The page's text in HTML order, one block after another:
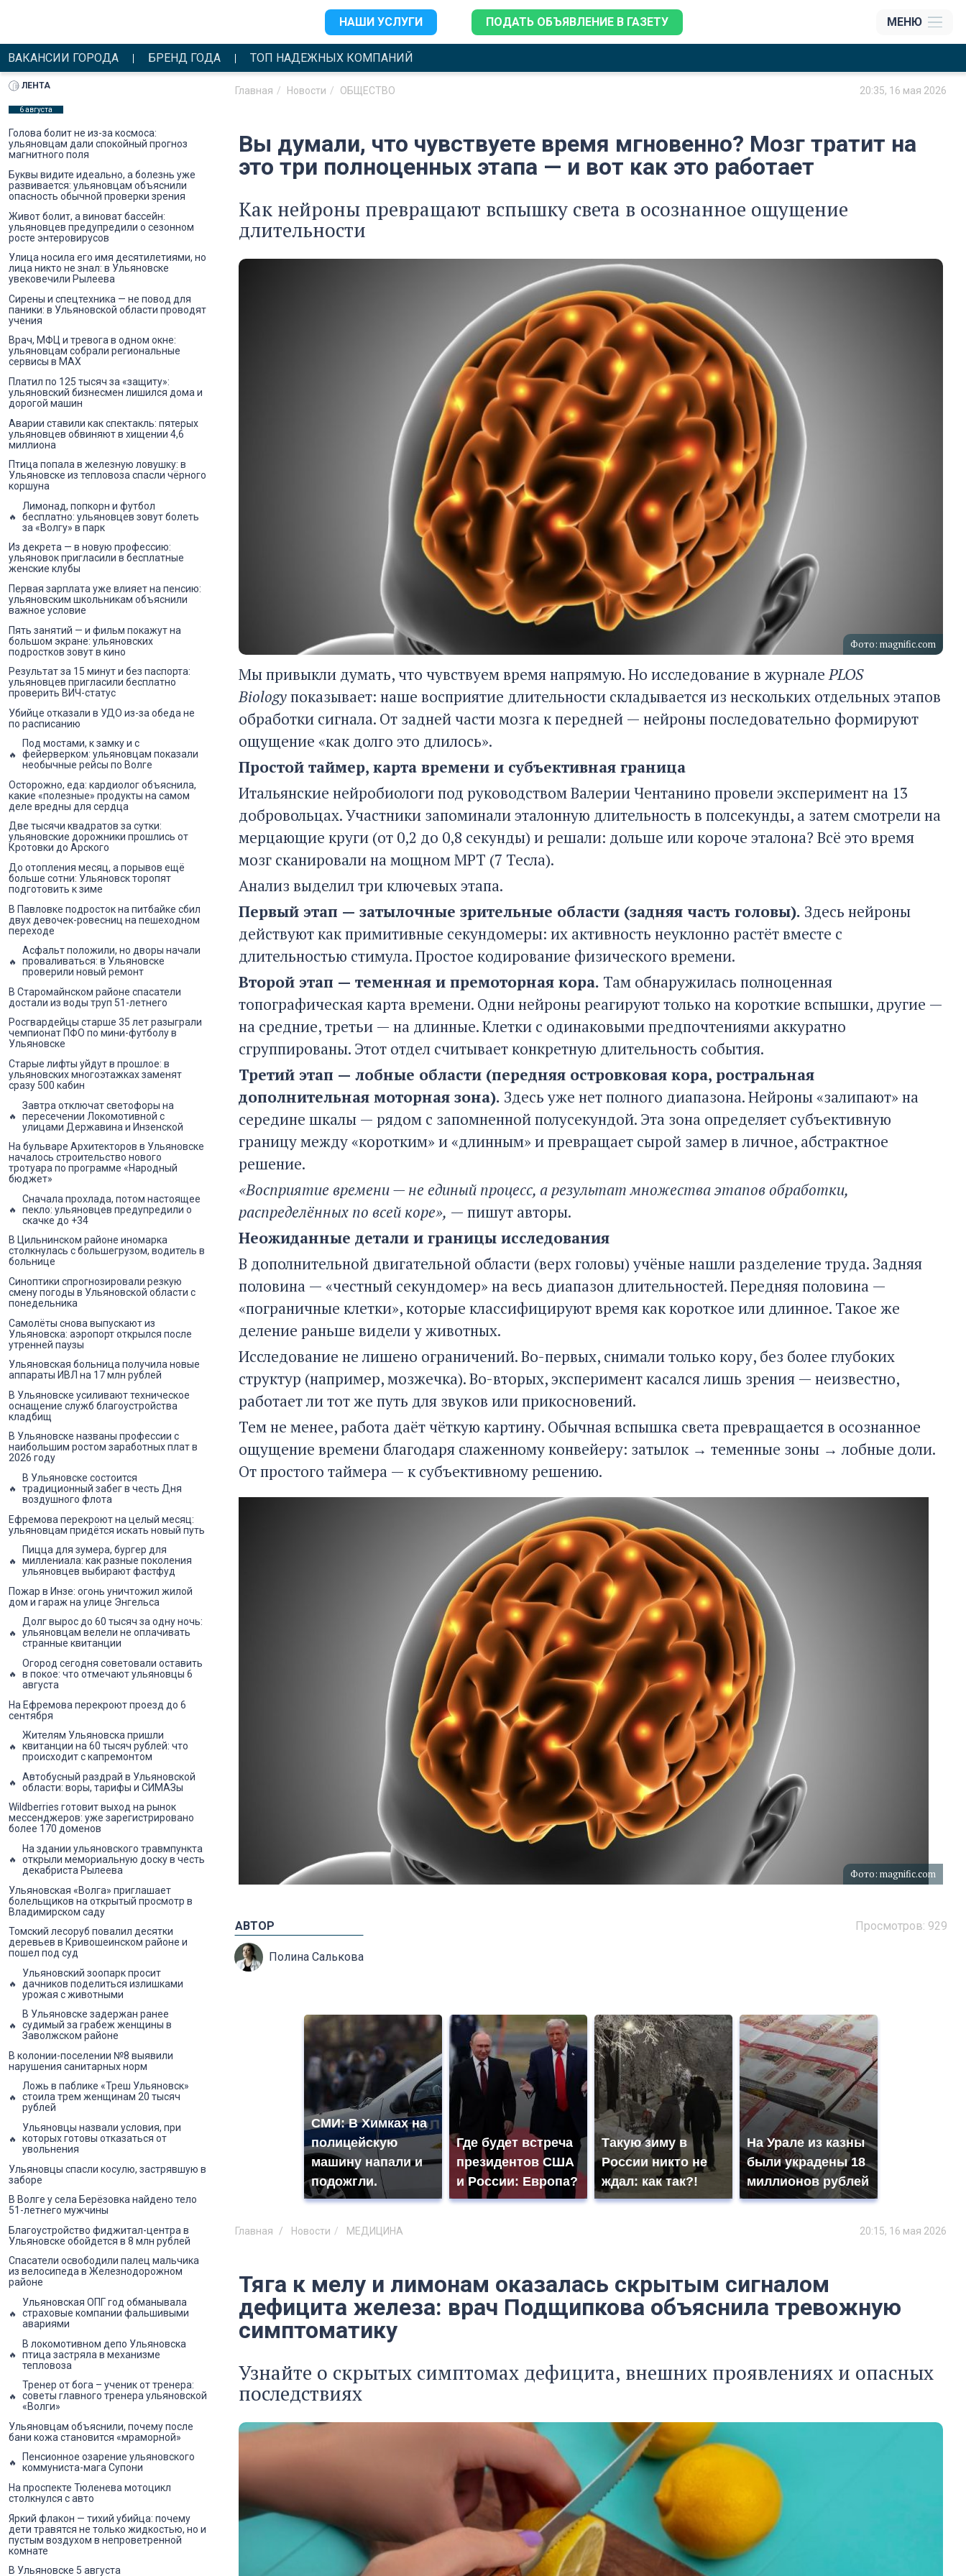
НАШИ УСЛУГИ ПОДАТЬ ОБЪЯВЛЕНИЕ В ГАЗЕТУ МЕНЮ
ВАКАНСИИ ГОРОДА БРЕНД ГОДА ТОП НАДЕЖНЫХ КОМПАНИЙ
Главная Новости ОБЩЕСТВО 20:35, 16 мая 2026
Вы думали, что чувствуете время мгновенно? Мозг тратит на
это три полноценных этапа — и вот как это работает
Как нейроны превращают вспышку света в осознанное ощущение
длительности
Фото: magnific.com
Мы привыкли думать, что чувствуем время напрямую. Но исследование в журналеPLOS
Biologyпоказывает: наше восприятие длительности складывается из нескольких отдельных этапов
обработки сигнала. От задней части мозга к передней — нейроны последовательно формируют
ощущение «как долго это длилось».
Простой таймер, карта времени и субъективная граница
Итальянские нейробиологи под руководством Валерии Чентанино провели эксперимент на 13
добровольцах. Участники запоминали эталонную длительность в полсекунды, а затем смотрели на
мерцающие круги (от 0,2 до 0,8 секунды) и решали: дольше или короче эталона? Всё это время
мозг сканировали на мощном МРТ (7 Тесла).
Анализ выделил три ключевых этапа.
Первый этап — затылочные зрительные области (задняя часть головы). Здесь нейроны
действуют как примитивные секундомеры: их активность неуклонно растёт вместе с
длительностью стимула. Простое кодирование физического времени.
Второй этап — теменная и премоторная кора. Там обнаружилась полноценная
топографическая карта времени. Одни нейроны реагируют только на короткие вспышки, другие —
на средние, третьи — на длинные. Клетки с одинаковыми предпочтениями аккуратно
сгруппированы. Этот отдел считывает конкретную длительность события.
Третий этап — лобные области (передняя островковая кора, ростральная
дополнительная моторная зона). Здесь уже нет полного диапазона. Нейроны «залипают» на
середине шкалы — рядом с запомненной полусекундой. Эта зона определяет субъективную
границу между «коротким» и «длинным» и превращает сырой замер в личное, абстрактное
решение.
«Восприятие времени — не единый процесс, а результат множества этапов обработки,
распределённых по всей коре», — пишут авторы.
Неожиданные детали и границы исследования
В дополнительной двигательной области (верх головы) учёные нашли разделение труда. Задняя
половина — «честный секундомер» на весь диапазон длительностей. Передняя половина —
«пограничные клетки», которые классифицируют время как короткое или длинное. Такое же
деление раньше видели у животных.
Исследование не лишено ограничений. Во-первых, снимали только кору, без более глубоких
структур (например, мозжечка). Во-вторых, эксперимент касался лишь зрения — неизвестно,
работает ли тот же путь для звуков или прикосновений.
Тем не менее, работа даёт чёткую картину. Обычная вспышка света превращается в осознанное
ощущение времени благодаря слаженному конвейеру: затылок → теменные зоны → лобные доли.
От простого таймера — к субъективному решению.
Фото: magnific.com
Просмотров: 929
АВТОР
Полина Салькова
СМИ: В Химках на
полицейскую
машину напали и
подожгли.
Где будет встреча
президентов США
и России: Европа?
Такую зиму в
России никто не
ждал: как так?!
На Урале из казны
были украдены 18
миллионов рублей
Главная Новости МЕДИЦИНА 20:15, 16 мая 2026
Тяга к мелу и лимонам оказалась скрытым сигналом
дефицита железа: врач Подщипкова объяснила тревожную
симптоматику
Узнайте о скрытых симптомах дефицита, внешних проявлениях и опасных
последствиях
ЛЕНТА
6 августа
Голова болит не из-за космоса:
ульяновцам дали спокойный прогноз
магнитного поля
Буквы видите идеально, а болезнь уже
развивается: ульяновцам объяснили
опасность обычной проверки зрения
Живот болит, а виноват бассейн:
ульяновцев предупредили о сезонном
росте энтеровирусов
Улица носила его имя десятилетиями, но
лица никто не знал: в Ульяновске
увековечили Рылеева
Сирены и спецтехника — не повод для
паники: в Ульяновской области проводят
учения
Врач, МФЦ и тревога в одном окне:
ульяновцам собрали региональные
сервисы в MAX
Платил по 125 тысяч за «защиту»:
ульяновский бизнесмен лишился дома и
дорогой машин
Аварии ставили как спектакль: пятерых
ульяновцев обвиняют в хищении 4,6
миллиона
Птица попала в железную ловушку: в
Ульяновске из тепловоза спасли чёрного
коршуна
Лимонад, попкорн и футбол
бесплатно: ульяновцев зовут болеть
за «Волгу» в парк
Из декрета — в новую профессию:
ульяновок пригласили в бесплатные
женские клубы
Первая зарплата уже влияет на пенсию:
ульяновским школьникам объяснили
важное условие
Пять занятий — и фильм покажут на
большом экране: ульяновских
подростков зовут в кино
Результат за 15 минут и без паспорта:
ульяновцев пригласили бесплатно
проверить ВИЧ-статус
Убийце отказали в УДО из-за обеда не
по расписанию
Под мостами, к замку и с
фейерверком: ульяновцам показали
необычные рейсы по Волге
Осторожно, еда: кардиолог объяснила,
какие «полезные» продукты на самом
деле вредны для сердца
Две тысячи квадратов за сутки:
ульяновские дорожники прошлись от
Кротовки до Арского
До отопления месяц, а порывов ещё
больше сотни: Ульяновск торопят
подготовить к зиме
В Павловке подросток на питбайке сбил
двух девочек-ровесниц на пешеходном
переходе
Асфальт положили, но дворы начали
проваливаться: в Ульяновске
проверили новый ремонт
В Старомайнском районе спасатели
достали из воды труп 51-летнего
Росгвардейцы старше 35 лет разыграли
чемпионат ПФО по мини-футболу в
Ульяновске
Старые лифты уйдут в прошлое: в
ульяновских многоэтажках заменят
сразу 500 кабин
Завтра отключат светофоры на
пересечении Локомотивной с
улицами Державина и Инзенской
На бульваре Архитекторов в Ульяновске
началось строительство нового
тротуара по программе «Народный
бюджет»
Сначала прохлада, потом настоящее
пекло: ульяновцев предупредили о
скачке до +34
В Цильнинском районе иномарка
столкнулась с большегрузом, водитель в
больнице
Синоптики спрогнозировали резкую
смену погоды в Ульяновской области с
понедельника
Самолёты снова выпускают из
Ульяновска: аэропорт открылся после
утренней паузы
Ульяновская больница получила новые
аппараты ИВЛ на 17 млн рублей
В Ульяновске усиливают техническое
оснащение служб благоустройства
кладбищ
В Ульяновске названы профессии с
наибольшим ростом заработных плат в
2026 году
В Ульяновске состоится
традиционный забег в честь Дня
воздушного флота
Ефремова перекроют на целый месяц:
ульяновцам придётся искать новый путь
Пицца для зумера, бургер для
миллениала: как разные поколения
ульяновцев выбирают фастфуд
Пожар в Инзе: огонь уничтожил жилой
дом и гараж на улице Энгельса
Долг вырос до 60 тысяч за одну ночь:
ульяновцам велели не оплачивать
странные квитанции
Огород сегодня советовали оставить
в покое: что отмечают ульяновцы 6
августа
На Ефремова перекроют проезд до 6
сентября
Жителям Ульяновска пришли
квитанции на 60 тысяч рублей: что
происходит с капремонтом
Автобусный раздрай в Ульяновской
области: воры, тарифы и СИМАЗы
Wildberries готовит выход на рынок
мессенджеров: уже зарегистрировано
более 170 доменов
На здании ульяновского травмпункта
открыли мемориальную доску в честь
декабриста Рылеева
Ульяновская «Волга» приглашает
болельщиков на открытый просмотр в
Владимирском саду
Томский лесоруб повалил десятки
деревьев в Кривошеинском районе и
пошел под суд
Ульяновский зоопарк просит
дачников поделиться излишками
урожая с животными
В Ульяновске задержан ранее
судимый за грабеж женщины в
Заволжском районе
В колонии-поселении №8 выявили
нарушения санитарных норм
Ложь в паблике «Треш Ульяновск»
стоила трем женщинам 20 тысяч
рублей
Ульяновцы назвали условия, при
которых готовы отказаться от
увольнения
Ульяновцы спасли косулю, застрявшую в
заборе
В Волге у села Берёзовка найдено тело
51-летнего мужчины
Благоустройство фиджитал-центра в
Ульяновске обойдется в 8 млн рублей
Спасатели освободили палец мальчика
из велосипеда в Железнодорожном
районе
Ульяновская ОПГ год обманывала
страховые компании фальшивыми
авариями
В локомотивном депо Ульяновска
птица застряла в механизме
тепловоза
Тренер от бога – ученик от тренера:
советы главного тренера ульяновской
«Волги»
Ульяновцам объяснили, почему после
бани кожа становится «мраморной»
Пенсионное озарение ульяновского
коммуниста-мага Супони
На проспекте Тюленева мотоцикл
столкнулся с авто
Яркий флакон — тихий убийца: почему
дети травятся не только жидкостью, но и
пустым воздухом в непроветренной
комнате
В Ульяновске 5 августа